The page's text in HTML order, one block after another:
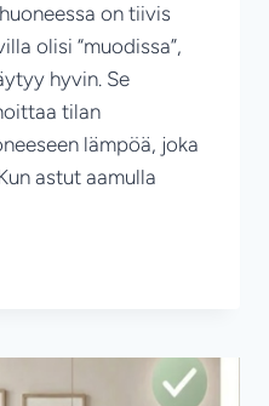
on tiivis
olisi “muodissa”,
hyvin. Se
tilan
lämpöä, joka
astut aamulla